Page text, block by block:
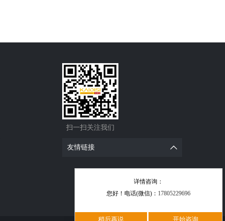
扫一扫关注我们
友情链接
详情咨询：
您好！电话(微信)： 17805229696
稍后再说 开始咨询